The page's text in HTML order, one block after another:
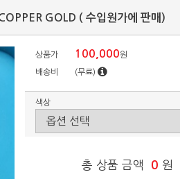
GOLD ( 수입원가에 판매)
상품가 100,000원
배송비 (무료)
색상
총 상품 금액 0 원